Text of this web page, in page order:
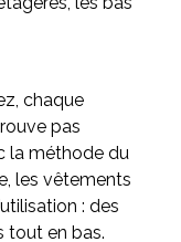
chaque
pas
la méthode du
les vêtements
: des
tout en bas.